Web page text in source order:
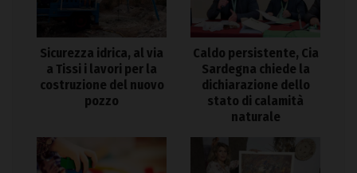
Sicurezza idrica, al via
a Tissi i lavori per la
costruzione del nuovo
pozzo
Caldo persistente, Cia
Sardegna chiede la
dichiarazione dello
stato di calamità
naturale